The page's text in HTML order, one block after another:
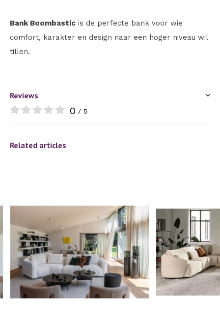
Bank Boombastic is de perfecte bank voor wie
comfort, karakter en design naar een hoger niveau wil
tillen.
Reviews
0 / 5
Related articles